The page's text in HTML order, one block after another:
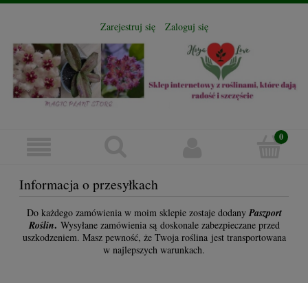
Zarejestruj się Zaloguj się
Informacja o przesyłkach
Do każdego zamówienia w moim sklepie zostaje dodany Paszport
Roślin. Wysyłane zamówienia są doskonale zabezpieczane przed
uszkodzeniem. Masz pewność, że Twoja roślina jest transportowana
w najlepszych warunkach.